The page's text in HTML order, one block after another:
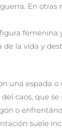
En otras
la vida y
una espada
caos, que
o
suele